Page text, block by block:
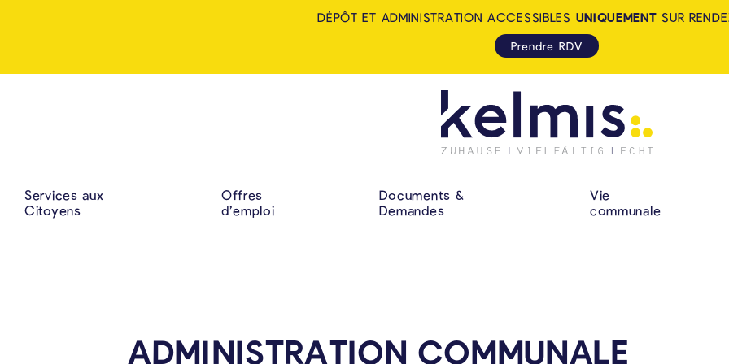
KELMIS - LA
NAVIGATION
Services aux
Citoyens
Offres
d’emploi
Documents &
Demandes
Vie
communale
DÉPÔT ET ADMINISTRATION ACCESSIBLES UNIQUEMENT SUR
Prendre RDV
ADMINISTRATION COMMUNALE